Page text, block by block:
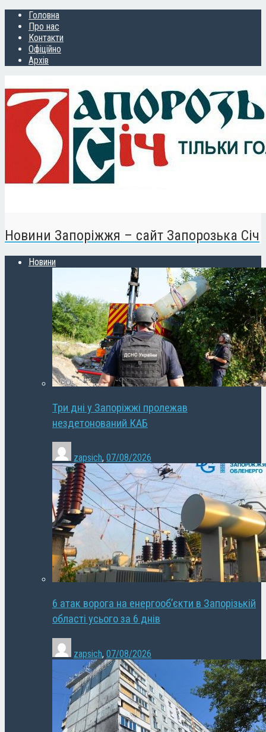
Головна
Про нас
Контакти
Офіційно
Архів
Новини Запоріжжя – сайт Запорозька Січ
Новини
Три дні у Запоріжжі пролежав
нездетонований КАБ
zapsich, 07/08/2026
6 атак ворога на енергооб’єкти в Запорізькій
області усього за 6 днів
zapsich, 07/08/2026